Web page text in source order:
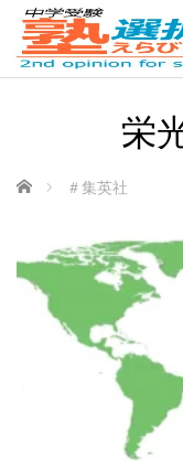
栄
ホーム ＃集英社